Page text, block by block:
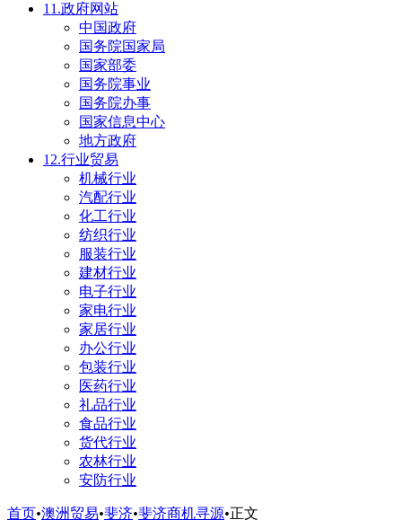
11.政府网站
中国政府
国务院国家局
国家部委
国务院事业
国务院办事
国家信息中心
地方政府
12.行业贸易
机械行业
汽配行业
化工行业
纺织行业
服装行业
建材行业
电子行业
家电行业
家居行业
办公行业
包装行业
医药行业
礼品行业
食品行业
货代行业
农林行业
安防行业
首页•澳洲贸易•斐济•斐济商机寻源•正文